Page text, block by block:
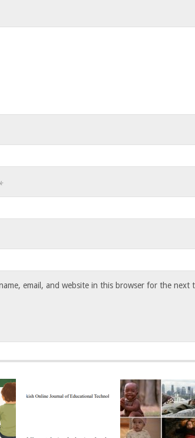
email, and website in this browser for the next